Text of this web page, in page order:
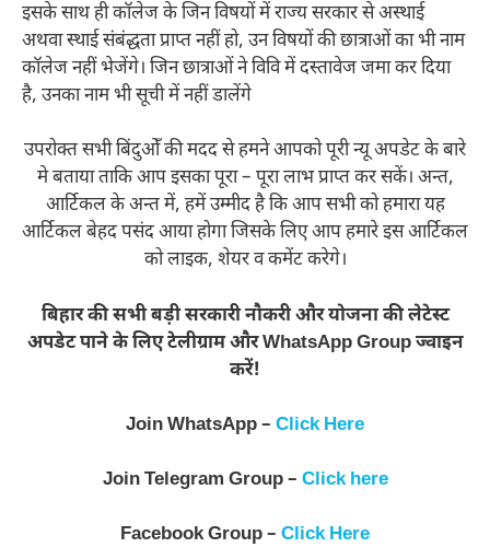
इसके साथ ही कॉलेज के जिन विषयों में राज्य सरकार से अस्थाई
अथवा स्थाई संबंद्धता प्राप्त नहीं हो, उन विषयों की छात्राओं का भी नाम
कॉलेज नहीं भेजेंगे। जिन छात्राओं ने विवि में दस्तावेज जमा कर दिया
है, उनका नाम भी सूची में नहीं डालेंगे
उपरोक्त सभी बिंदुओँ की मदद से हमने आपको पूरी न्यू अपडेट के बारे
मे बताया ताकि आप इसका पूरा – पूरा लाभ प्राप्त कर सकें। अन्त,
आर्टिकल के अन्त में, हमें उम्मीद है कि आप सभी को हमारा यह
आर्टिकल बेहद पसंद आया होगा जिसके लिए आप हमारे इस आर्टिकल
को लाइक, शेयर व कमेंट करेगे।
बिहार की सभी बड़ी सरकारी नौकरी और योजना की लेटेस्ट
अपडेट पाने के लिए टेलीग्राम और WhatsApp Group ज्वाइन
करें!
Join WhatsApp – Click Here
Join Telegram Group – Click here
Facebook Group – Click Here